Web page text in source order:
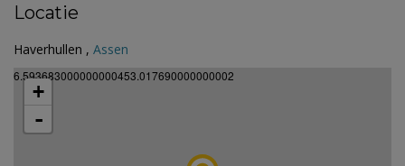
Locatie
Haverhullen , Assen
6.593683000000000453.017690000000002
+
-